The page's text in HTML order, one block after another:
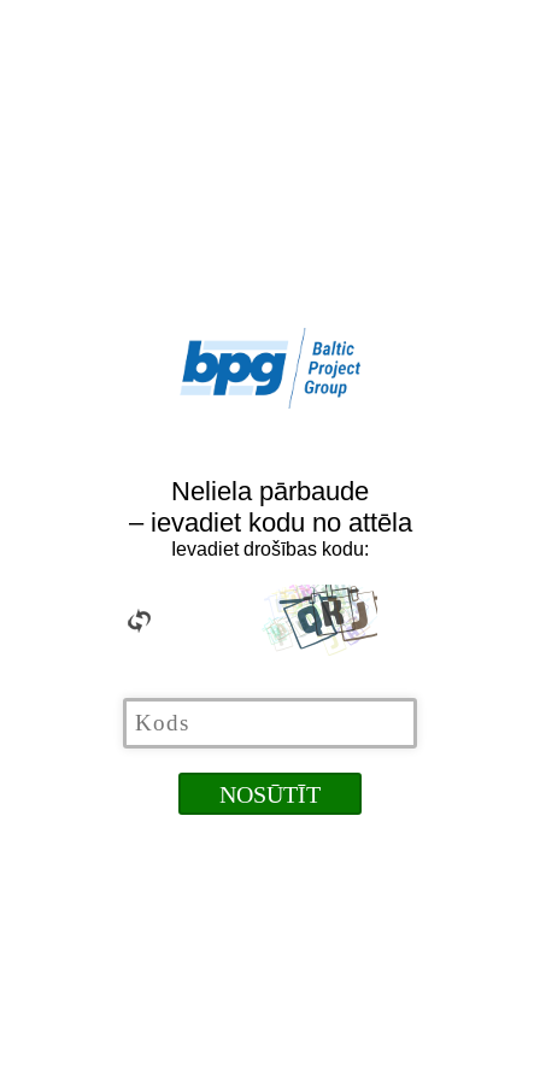
Neliela pārbaude
– ievadiet kodu no attēla
Ievadiet drošības kodu: